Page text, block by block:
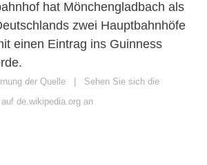
hat Mönchengladbach als
zwei Hauptbahnhöfe
einen Eintrag ins Guinness
der Quelle
Sehen Sie sich die
de.wikipedia.org an